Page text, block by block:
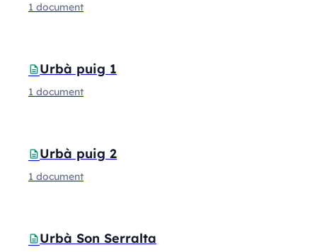
1 document
descriptionUrbà puig 1
1 document
descriptionUrbà puig 2
1 document
descriptionUrbà Son Serralta